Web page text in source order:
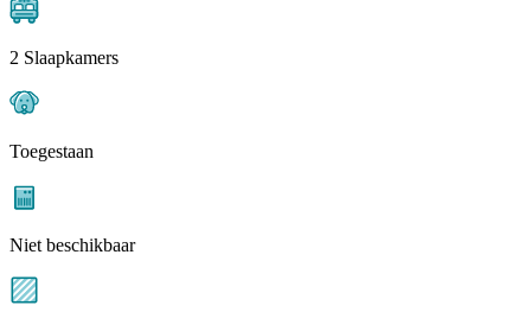
2 Slaapkamers
Toegestaan
Niet beschikbaar